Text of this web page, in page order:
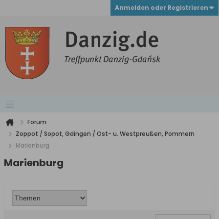
Anmelden oder Registrieren
Forum
Zoppot / Sopot, Gdingen / Ost- u. Westpreußen, Pommern
Marienburg
Marienburg